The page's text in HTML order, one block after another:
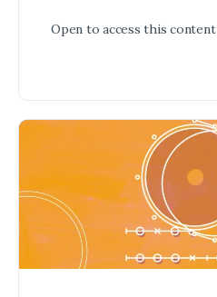
Open to access this content